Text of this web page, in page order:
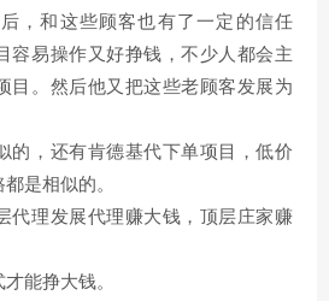
，和这些顾客也有了一定的信任
容易操作又好挣钱，不少人都会主
目。然后他又把这些老顾客发展为
的，还有肯德基代下单项目，低价
是相似的。
代理发展代理赚大钱，顶层庄家赚
能挣大钱。